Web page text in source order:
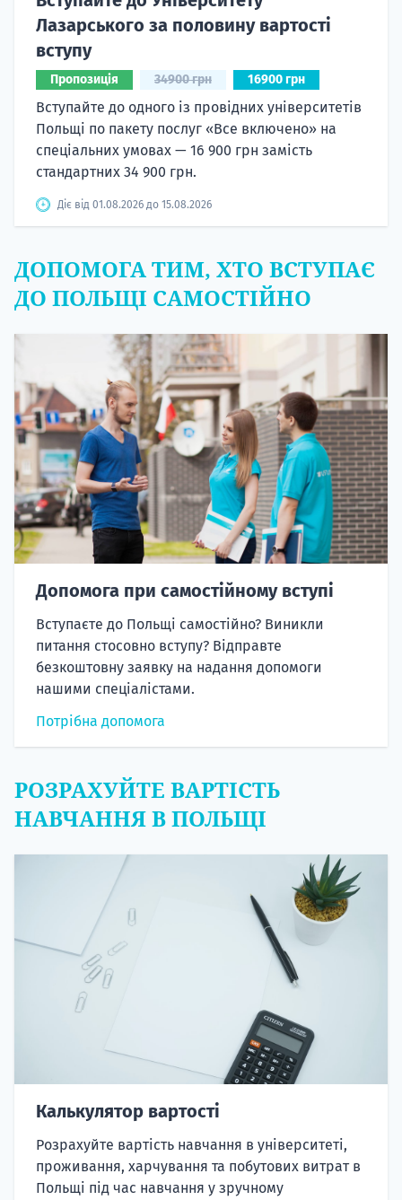
Лазарського за половину вартості
вступу
Пропозиція 34900 грн 16900 грн
Вступайте до одного із провідних університетів
Польщі по пакету послуг «Все включено» на
спеціальних умовах — 16 900 грн замість
стандартних 34 900 грн.
Діє від 01.08.2026 до 15.08.2026
ДОПОМОГА ТИМ, ХТО ВСТУПАЄ
ДО ПОЛЬЩІ САМОСТІЙНО
Допомога при самостійному вступі
Вступаєте до Польщі самостійно? Виникли
питання стосовно вступу? Відправте
безкоштовну заявку на надання допомоги
нашими спеціалістами.
Потрібна допомога
РОЗРАХУЙТЕ ВАРТІСТЬ
НАВЧАННЯ В ПОЛЬЩІ
Калькулятор вартості
Розрахуйте вартість навчання в університеті,
проживання, харчування та побутових витрат в
Польщі під час навчання у зручному